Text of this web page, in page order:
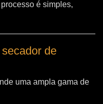
é simples,
de
uma ampla gama de